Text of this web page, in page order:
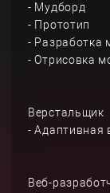
- Мудборд
- Прототип
- Разработка
- Отрисовка
Верстальщик
- Адаптивная
Веб-